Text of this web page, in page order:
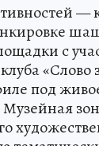
—
с
«Слово
под